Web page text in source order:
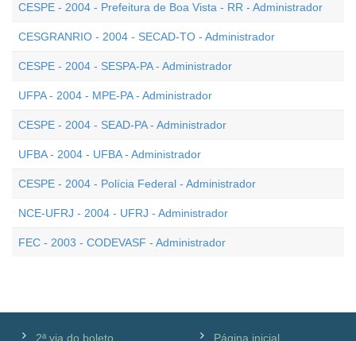
CESPE - 2004 - Prefeitura de Boa Vista - RR - Administrador
CESGRANRIO - 2004 - SECAD-TO - Administrador
CESPE - 2004 - SESPA-PA - Administrador
UFPA - 2004 - MPE-PA - Administrador
CESPE - 2004 - SEAD-PA - Administrador
UFBA - 2004 - UFBA - Administrador
CESPE - 2004 - Polícia Federal - Administrador
NCE-UFRJ - 2004 - UFRJ - Administrador
FEC - 2003 - CODEVASF - Administrador
2ª via do boleto Página inicial